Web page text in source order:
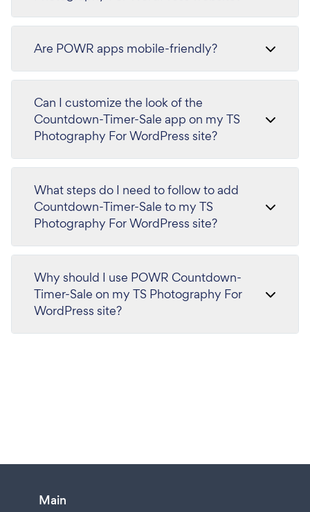
Are POWR apps mobile-friendly?
Can I customize the look of the
Countdown-Timer-Sale app on my TS
Photography For WordPress site?
What steps do I need to follow to add
Countdown-Timer-Sale to my TS
Photography For WordPress site?
Why should I use POWR Countdown-
Timer-Sale on my TS Photography For
WordPress site?
Main